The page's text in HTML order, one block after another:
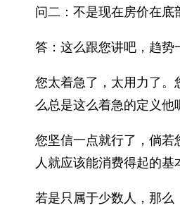
问二：不是现在房价在底
答：这么跟您讲吧，趋势
您太着急了，太用力了
么总是这么着急的定义他
您坚信一点就行了，倘
人就应该能消费得起的基
若是只属于少数人，那